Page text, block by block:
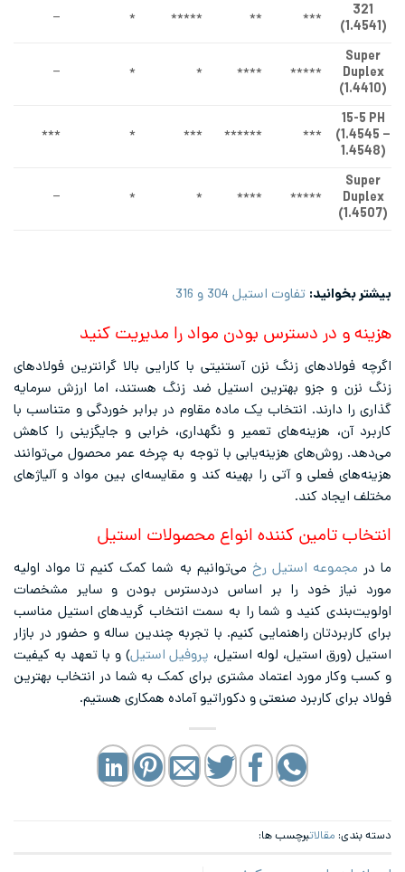
321
(1.4541)
***
**
*****
*
–
Super
Duplex
(1.4410)
*****
****
*
*
–
15-5 PH
(1.4545 –
1.4548)
***
******
***
*
***
Super
Duplex
(1.4507)
*****
****
*
*
–
بیشتر بخوانید: تفاوت استیل 304 و 316
هزینه و در دسترس بودن مواد را مدیریت کنید
اگرچه فولادهای زنگ نزن آستنیتی با کارایی بالا گرانترین فولادهای
زنگ نزن و جزو بهترین استیل ضد زنگ هستند، اما ارزش سرمایه
گذاری را دارند. انتخاب یک ماده مقاوم در برابر خوردگی و متناسب با
کاربرد آن، هزینه‌های تعمیر و نگهداری، خرابی و جایگزینی را کاهش
می‌دهد. روش‌های هزینه‌یابی با توجه به چرخه عمر محصول می‌توانند
هزینه‌های فعلی و آتی را بهینه کند و مقایسه‌ای بین مواد و آلیاژهای
مختلف ایجاد کند.
انتخاب تامین کننده انواع محصولات استیل
ما در مجموعه استیل رخ می‌توانیم به شما کمک کنیم تا مواد اولیه
مورد نیاز خود را بر اساس دردسترس بودن و سایر مشخصات
اولویت‌بندی کنید و شما را به سمت انتخاب گریدهای استیل مناسب
برای کاربردتان راهنمایی کنیم. با تجربه چندین ساله و حضور در بازار
استیل (ورق استیل، لوله استیل، پروفیل استیل) و با تعهد به کیفیت
و کسب وکار مورد اعتماد مشتری برای کمک به شما در انتخاب بهترین
فولاد برای کاربرد صنعتی و دکوراتیو آماده همکاری هستیم.
دسته بندی: مقالاتبرچسب ها: